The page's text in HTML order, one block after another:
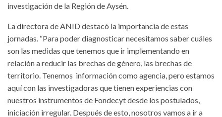
investigación de la Región de Aysén.
La directora de ANID destacó la importancia de estas
jornadas. “Para poder diagnosticar necesitamos saber cuáles
son las medidas que tenemos que ir implementando en
relación a reducir las brechas de género, las brechas de
territorio. Tenemos información como agencia, pero estamos
aquí con las investigadoras que tienen experiencias con
nuestros instrumentos de Fondecyt desde los postulados,
iniciación irregular. Después de esto, nosotros vamos a ir a